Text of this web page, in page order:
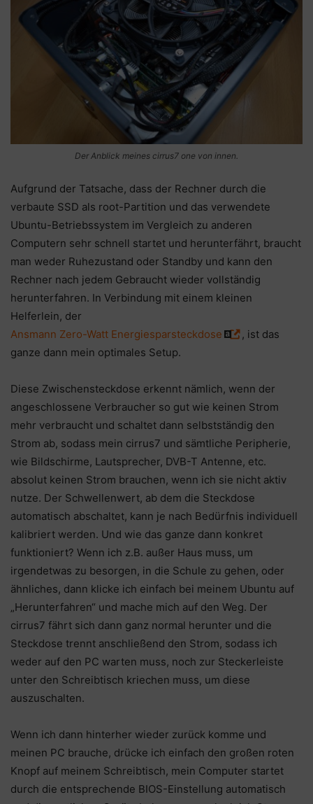
Der Anblick meines cirrus7 one von innen.
Aufgrund der Tatsache, dass der Rechner durch die
verbaute SSD als root-Partition und das verwendete
Ubuntu-Betriebssystem im Vergleich zu anderen
Computern sehr schnell startet und herunterfährt, braucht
man weder Ruhezustand oder Standby und kann den
Rechner nach jedem Gebraucht wieder vollständig
herunterfahren. In Verbindung mit einem kleinen
Helferlein, der
Ansmann Zero-Watt Energiesparsteckdose
, ist das
ganze dann mein optimales Setup.
Diese Zwischensteckdose erkennt nämlich, wenn der
angeschlossene Verbraucher so gut wie keinen Strom
mehr verbraucht und schaltet dann selbstständig den
Strom ab, sodass mein cirrus7 und sämtliche Peripherie,
wie Bildschirme, Lautsprecher, DVB-T Antenne, etc.
absolut keinen Strom brauchen, wenn ich sie nicht aktiv
nutze. Der Schwellenwert, ab dem die Steckdose
automatisch abschaltet, kann je nach Bedürfnis individuell
kalibriert werden. Und wie das ganze dann konkret
funktioniert? Wenn ich z.B. außer Haus muss, um
irgendetwas zu besorgen, in die Schule zu gehen, oder
ähnliches, dann klicke ich einfach bei meinem Ubuntu auf
„Herunterfahren“ und mache mich auf den Weg. Der
cirrus7 fährt sich dann ganz normal herunter und die
Steckdose trennt anschließend den Strom, sodass ich
weder auf den PC warten muss, noch zur Steckerleiste
unter den Schreibtisch kriechen muss, um diese
auszuschalten.
Wenn ich dann hinterher wieder zurück komme und
meinen PC brauche, drücke ich einfach den großen roten
Knopf auf meinem Schreibtisch, mein Computer startet
durch die entsprechende BIOS-Einstellung automatisch